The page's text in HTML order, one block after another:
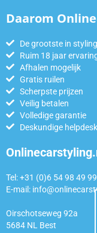
Daarom
De grootste in styling
Ruim 18 jaar
Afhalen mogelijk
Gratis ruilen
Scherpste prijzen
Veilig betalen
Volledige garantie
Deskundige helpdesk
Tel: +31 (0)6 54 98 49 99
E-mail:
Oirschotseweg 92a
5684 NL Best